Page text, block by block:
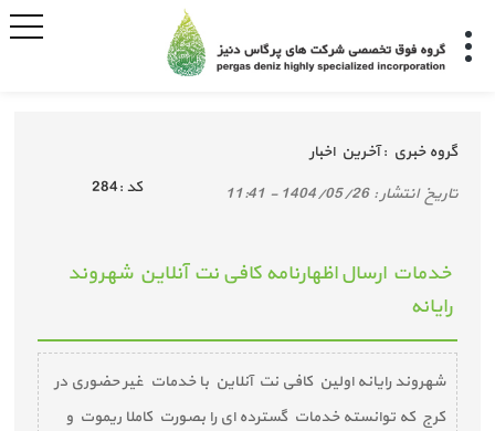
گروه خبري :آخرین اخبار
تاريخ انتشار :1404/05/26 - 11:41 كد :284
خدمات ارسال اظهارنامه کافی نت آنلاین شهروند
رایانه
شهروند رایانه اولین کافی نت آنلاین با خدمات غیر حضوری در
کرج که توانسته خدمات گسترده ای را بصورت کاملا ریموت و